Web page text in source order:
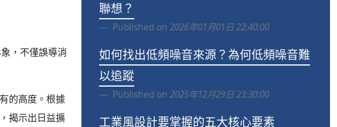
，不僅誤導消
的高度。根據
揭示出日益擴
聯想？
Published on 2026年01月01日 22:40:00
如何找出低頻噪音來源？為何低頻噪音難
以追蹤
Published on 2025年12月29日 23:30:00
工業風設計要掌握的五大核心要素